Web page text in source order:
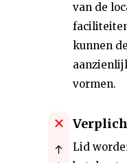
van de
kunnen
vormen.
Lid